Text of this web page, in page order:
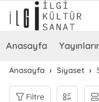
Anasayfa
Anasayfa Siyaset
Filtre